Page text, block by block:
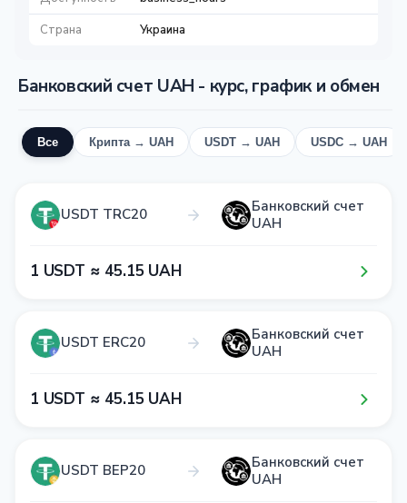
Страна
Украина
Банковский счет UAH - курс, график и обмен
Все Крипта → UAH USDT → UAH USDC → UAH
USDT TRC20
Банковский счет
UAH
1​ USDT ≈ 4​5​.1​5​ UAH
USDT ERC20
Банковский счет
UAH
1​ USDT ≈ 4​5​.1​5​ UAH
USDT BEP20
Банковский счет
UAH